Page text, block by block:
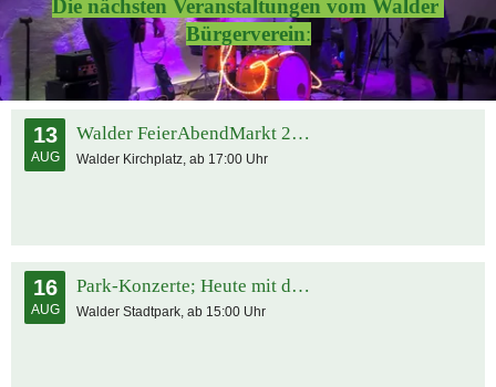
Die nächsten Veranstaltungen vom Walder
Bürgerverein:
13
AUG
Walder FeierAbendMarkt 2026
Walder Kirchplatz, ab 17:00 Uhr
16
AUG
Park-Konzerte; Heute mit dem Shanty Chor
Walder Stadtpark, ab 15:00 Uhr